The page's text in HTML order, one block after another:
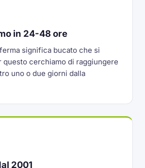
in 24-48 ore
significa bucato che si
questo cerchiamo di raggiungere
uno o due giorni dalla
2001